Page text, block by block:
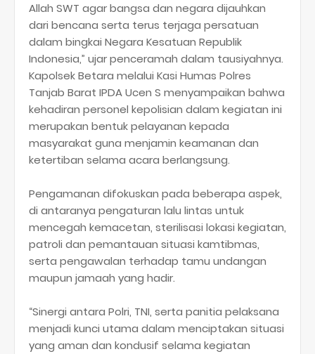
Allah SWT agar bangsa dan negara dijauhkan
dari bencana serta terus terjaga persatuan
dalam bingkai Negara Kesatuan Republik
Indonesia,” ujar penceramah dalam tausiyahnya.
Kapolsek Betara melalui Kasi Humas Polres
Tanjab Barat IPDA Ucen S menyampaikan bahwa
kehadiran personel kepolisian dalam kegiatan ini
merupakan bentuk pelayanan kepada
masyarakat guna menjamin keamanan dan
ketertiban selama acara berlangsung.
Pengamanan difokuskan pada beberapa aspek,
di antaranya pengaturan lalu lintas untuk
mencegah kemacetan, sterilisasi lokasi kegiatan,
patroli dan pemantauan situasi kamtibmas,
serta pengawalan terhadap tamu undangan
maupun jamaah yang hadir.
“Sinergi antara Polri, TNI, serta panitia pelaksana
menjadi kunci utama dalam menciptakan situasi
yang aman dan kondusif selama kegiatan